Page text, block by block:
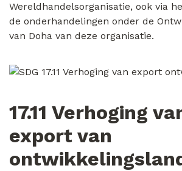
Wereldhandelsorganisatie, ook via
de onderhandelingen onder de
van Doha van deze organisatie.
17.11 Verhoging
export van